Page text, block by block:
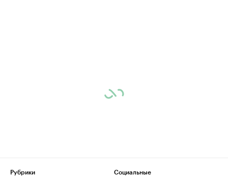
Рубрики
Социальные